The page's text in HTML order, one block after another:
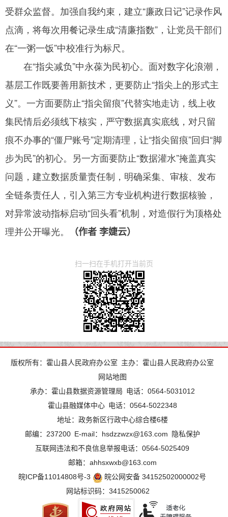
受群众监督。加强自我约束，建立“廉政日记”记录作风
点滴，将每次用餐记录生成“清廉指数”，让党员干部们
在“一粥一饭”中校准行为标尺。
在“指尖减负”中永葆为民初心。面对数字化浪潮，
基层工作既要善用新技术，更要防止“指尖上的形式主
义”。一方面要防止“指尖留痕”代替实地走访，线上收
集民情后必须线下核实，严守数据真实底线，对只留
痕不办事的“僵尸账号”定期清理，让“指尖留痕”回归“脚
步为民”的初心。另一方面要防止“数据灌水”掩盖真实
问题，建立数据质量责任制，明确采集、审核、发布
全链条责任人，引入第三方专业机构进行数据核验，
对异常波动指标启动“回头看”机制，对造假行为顶格处
理并公开曝光。
（作者 李婕云）
扫一扫在手机打开当前页
版权所有：霍山县人民政府办公室 主办：霍山县人民政府办公室
网站地图
承办：霍山县数据资源管理局 电话：0564-5031012
霍山县融媒体中心 电话：0564-5022348
地址：政务新区行政中心综合楼6楼
邮编：237200 E-mail：hsdzzwzx@163.com
隐私保护
互联网违法和不良信息举报电话：0564-5025409
邮箱：ahhsxwxb@163.com
皖ICP备11014808号-3
皖公网安备 34152502000002号
网站标识码：3415250062